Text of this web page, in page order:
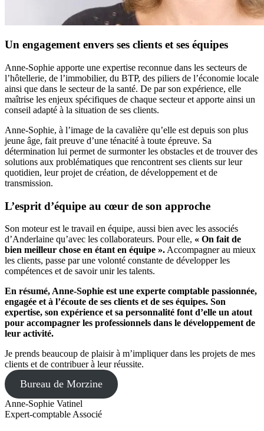
Un engagement envers ses clients et ses équipes
Anne-Sophie apporte une expertise reconnue dans les secteurs de
l’hôtellerie, de l’immobilier, du BTP, des piliers de l’économie locale
ainsi que dans le secteur de la santé. De par son expérience, elle
maîtrise les enjeux spécifiques de chaque secteur et apporte ainsi un
conseil adapté à la situation de ses clients.
Anne-Sophie, à l’image de la cavalière qu’elle est depuis son plus
jeune âge, fait preuve d’une ténacité à toute épreuve. Sa
détermination lui permet de surmonter les obstacles et de trouver des
solutions aux problématiques que rencontrent ses clients sur leur
quotidien, leur projet de création, de développement et de
transmission.
L’esprit d’équipe au cœur de son approche
Son moteur est le travail en équipe, aussi bien avec les associés
d’Anderlaine qu’avec les collaborateurs. Pour elle, « On fait de
bien meilleur chose en étant en équipe ».Accompagner au mieux
les clients, passe par une volonté constante de développer les
compétences et de savoir unir les talents.
En résumé, Anne-Sophie est une experte comptable passionnée,
engagée et à l’écoute de ses clients et de ses équipes. Son
expertise, son expérience et sa personnalité font d’elle un atout
pour accompagner les professionnels dans le développement de
leur activité.
Je prends beaucoup de plaisir à m’impliquer dans les projets de mes
clients et de contribuer à leur réussite.
Bureau de Morzine
Anne-Sophie Vatinel
Expert-comptable Associé